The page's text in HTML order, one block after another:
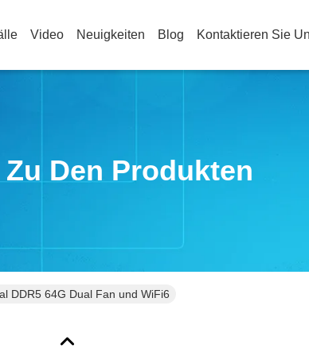
Video Neuigkeiten Blog Kontaktieren Sie
Den Produkten
DDR5 64G Dual Fan und WiFi6